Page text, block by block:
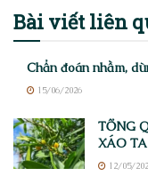
Bài viếtliên
Chẩn đoán nhầm,
15/06/2026
TỔNG
XÁO
12/05/